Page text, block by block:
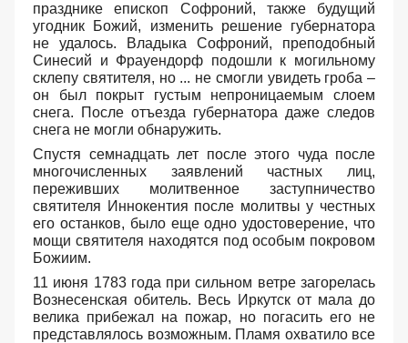
празднике епископ Софроний, также будущий
угодник Божий, изменить решение губернатора
не удалось. Владыка Софроний, преподобный
Синесий и Фрауендорф подошли к могильному
склепу святителя, но ... не смогли увидеть гроба –
он был покрыт густым непроницаемым слоем
снега. После отъезда губернатора даже следов
снега не могли обнаружить.
Спустя семнадцать лет после этого чуда после
многочисленных заявлений частных лиц,
переживших молитвенное заступничество
святителя Иннокентия после молитвы у честных
его останков, было еще одно удостоверение, что
мощи святителя находятся под особым покровом
Божиим.
11 июня 1783 года при сильном ветре загорелась
Вознесенская обитель. Весь Иркутск от мала до
велика прибежал на пожар, но погасить его не
представлялось возможным. Пламя охватило все